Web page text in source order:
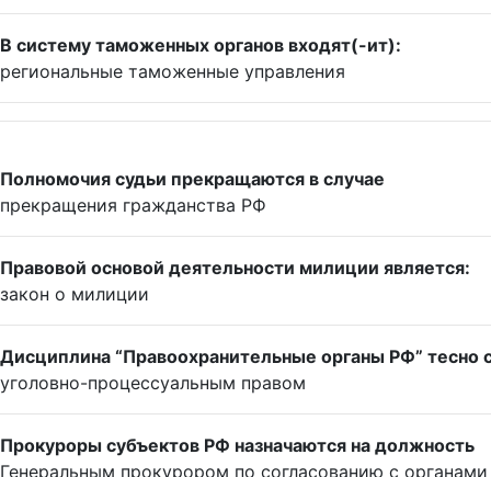
В систему таможенных органов входят(-ит):
региональные таможенные управления
Полномочия судьи прекращаются в случае
прекращения гражданства РФ
Правовой основой деятельности милиции является:
закон о милиции
Дисциплина “Правоохранительные органы РФ” тесно
уголовно-процессуальным правом
Прокуроры субъектов РФ назначаются на должность
Генеральным прокурором по согласованию с